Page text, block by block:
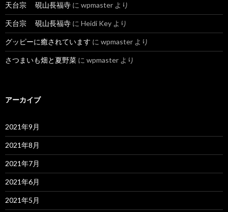
天台宗 硯山長福寺 に wpmaster より
天台宗 硯山長福寺 に Heidi Key より
グッピーに癒されています に wpmaster より
さつまいも畑と夏野菜 に wpmaster より
アーカイブ
2021年9月
2021年8月
2021年7月
2021年6月
2021年5月